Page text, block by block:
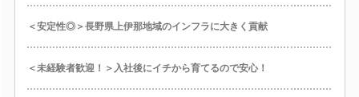
＜安定性◎＞長野県上伊那地域のインフラに大きく貢献
＜未経験者歓迎！＞入社後にイチから育てるので安心！